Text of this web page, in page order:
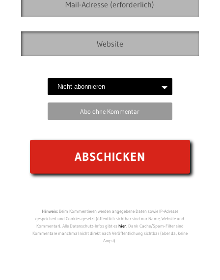
Abo ohne Kommentar
Hinweis:Beim Kommentieren werden angegebene Daten sowie IP-Adresse
gespeichert und Cookies gesetzt (öffentlich sichtbar sind nur Name, Website und
Kommentar). Alle Datenschutz-Infos gibt eshier. Dank Cache/Spam-Filter sind
Kommentare manchmal nicht direkt nach Veröffentlichung sichtbar (aber da, keine
Angst).